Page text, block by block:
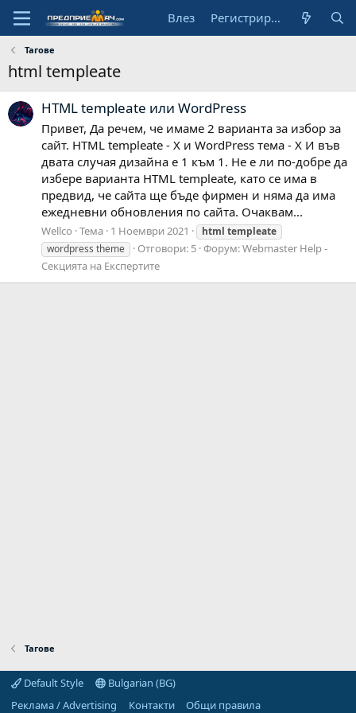
Влез Регистрирай се
Тагове
html templeate
HTML templeate или WordPress
Привет, Да речем, че имаме 2 варианта за избор за
сайт. HTML templeate - X и WordPress тема - X И във
двата случая дизайна е 1 към 1. Не е ли по-добре да
избере варианта HTML templeate, като се има в
предвид, че сайта ще бъде фирмен и няма да има
ежедневни обновления по сайта. Очаквам...
Wellco Тема 1 Ноември 2021 html templeate
wordpress theme
Отговори: 5 Форум:Webmaster Help -
Секцията на Експертите
Тагове
Default Style
Bulgarian (BG)
Реклама / Advertising
Контакти
Общи правила